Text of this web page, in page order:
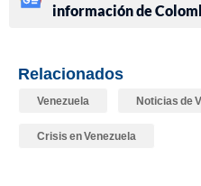
información de
Relacionados
Venezuela Noticias de
Crisis en Venezuela